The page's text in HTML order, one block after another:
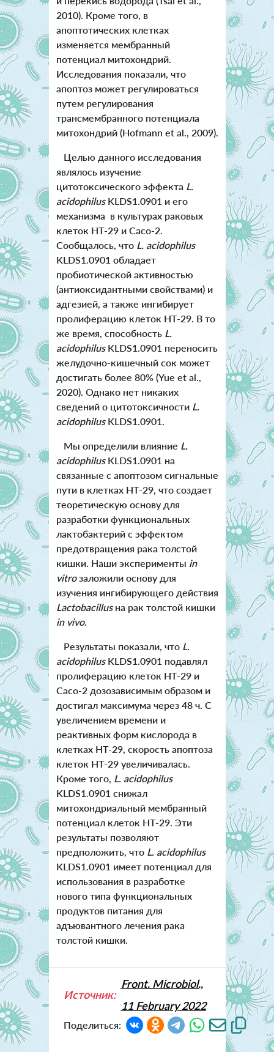
2010). Кроме того, в
апоптотических клетках
изменяется мембранный
потенциал митохондрий.
Исследования показали, что
апоптоз может регулироваться
путем регулирования
трансмембранного потенциала
митохондрий (Hofmann et al., 2009).
Целью данного исследования
являлось изучение
цитотоксического эффекта L.
acidophilusKLDS1.0901 и его
механизма в культурах раковых
клеток HT-29 и Caco-2.
Сообщалось, что L. acidophilus
KLDS1.0901 обладает
пробиотической активностью
(антиоксидантными свойствами) и
адгезией, а также ингибирует
пролиферацию клеток HT-29. В то
же время, способность L.
acidophilusKLDS1.0901 переносить
желудочно-кишечный сок может
достигать более 80% (Yue et al.,
2020). Однако нет никаких
сведений о цитотоксичности L.
acidophilusKLDS1.0901.
Мы определили влияние L.
acidophilusKLDS1.0901 на
связанные с апоптозом сигнальные
пути в клетках HT-29, что создает
теоретическую основу для
разработки функциональных
лактобактерий с эффектом
предотвращения рака толстой
кишки. Наши эксперименты in
vitroзаложили основу для
изучения ингибирующего действия
Lactobacillusна рак толстой кишки
in vivo.
Результаты показали, что L.
acidophilusKLDS1.0901 подавлял
пролиферацию клеток HT-29 и
Caco-2 дозозависимым образом и
достигал максимума через 48 ч. С
увеличением времени и
реактивных форм кислорода в
клетках HT-29, скорость апоптоза
клеток HT-29 увеличивалась.
Кроме того, L. acidophilus
KLDS1.0901 снижал
митохондриальный мембранный
потенциал клеток HT-29. Эти
результаты позволяют
предположить, что L. acidophilus
KLDS1.0901 имеет потенциал для
использования в разработке
нового типа функциональных
продуктов питания для
адъювантного лечения рака
толстой кишки.
Источник:
Front. Microbiol.,
11 February 2022
Поделиться: